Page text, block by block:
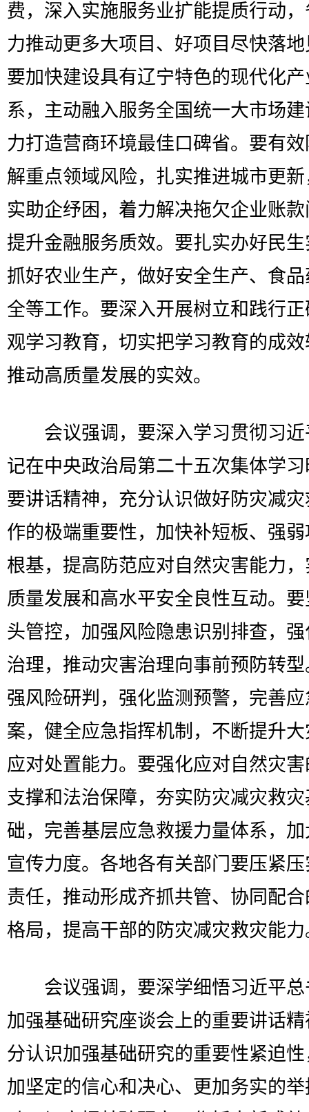
费，深入实施服务业扩能提质行动
力推动更多大项目、好项目尽快落
要加快建设具有辽宁特色的现代化
系，主动融入服务全国统一大市场
力打造营商环境最佳口碑省。要有
解重点领域风险，扎实推进城市更
实助企纾困，着力解决拖欠企业账
提升金融服务质效。要扎实办好民
抓好农业生产，做好安全生产、食
全等工作。要深入开展树立和践行
观学习教育，切实把学习教育的成
推动高质量发展的实效。
会议强调，要深入学习贯彻习近
记在中央政治局第二十五次集体学
要讲话精神，充分认识做好防灾减
作的极端重要性，加快补短板、强
根基，提高防范应对自然灾害能力
质量发展和高水平安全良性互动。
头管控，加强风险隐患识别排查，
治理，推动灾害治理向事前预防转
强风险研判，强化监测预警，完善
案，健全应急指挥机制，不断提升
应对处置能力。要强化应对自然灾
支撑和法治保障，夯实防灾减灾救
础，完善基层应急救援力量体系，
宣传力度。各地各有关部门要压紧
责任，推动形成齐抓共管、协同配
格局，提高干部的防灾减灾救灾能力
会议强调，要深学细悟习近平总
加强基础研究座谈会上的重要讲话
分认识加强基础研究的重要性紧迫
加坚定的信心和决心、更加务实的